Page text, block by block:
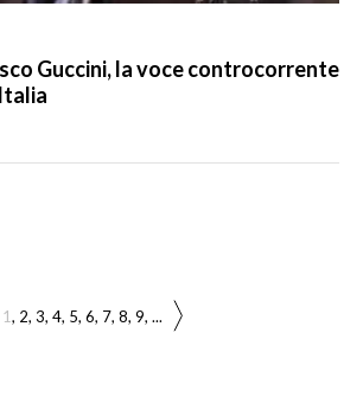
Guccini, la voce controcorrente
1 2 3 4 5 6 7 8 9 ...